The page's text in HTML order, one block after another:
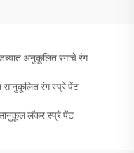
अनुकूलित रंगाचे रंग
सानुकूलित रंग स्प्रे पेंट
लॅकर स्प्रे पेंट